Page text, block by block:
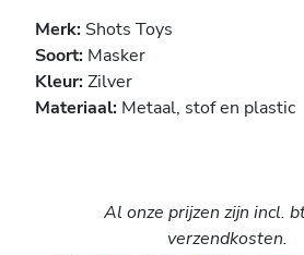
Merk: Shots Toys
Soort: Masker
Kleur:Zilver
Materiaal: Metaal, stof en plastic
Al onze prijzen zijn incl.
verzendkosten.